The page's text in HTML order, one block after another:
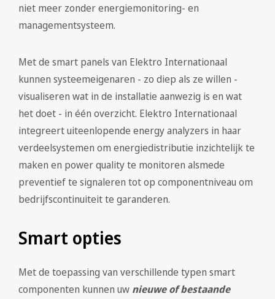
niet meer zonder energiemonitoring- en
managementsysteem.
Met de smart panels van Elektro Internationaal
kunnen systeemeigenaren - zo diep als ze willen -
visualiseren wat in de installatie aanwezig is en wat
het doet - in één overzicht. Elektro Internationaal
integreert uiteenlopende energy analyzers in haar
verdeelsystemen om energiedistributie inzichtelijk te
maken en power quality te monitoren alsmede
preventief te signaleren tot op componentniveau om
bedrijfscontinuiteit te garanderen.
Smart opties
Met de toepassing van verschillende typen smart
componenten kunnen uw nieuwe of bestaande